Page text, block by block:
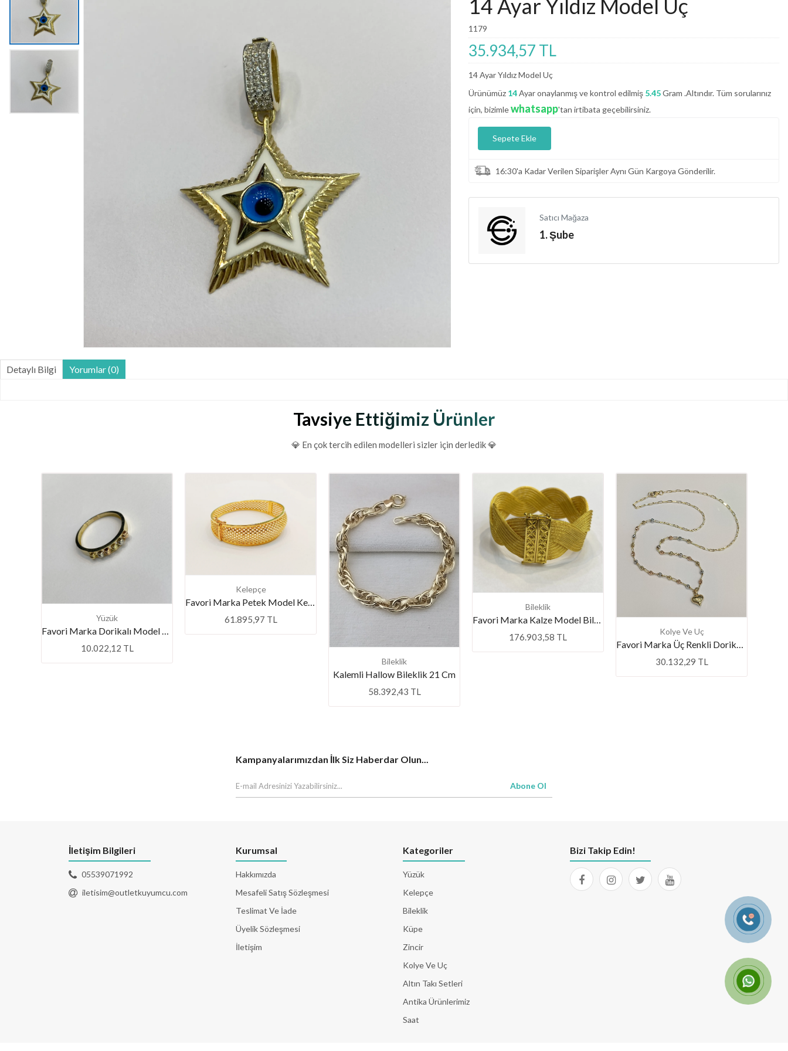
💕 Göz Kamaştıran Pırlanta Ürünlerde %50 İndirim 💕14 Ayar Yıldız Model Uç
1179
35.934,57 TL
14 Ayar Yıldız Model Uç
Ürünümüz 14Ayar onaylanmış ve kontrol edilmiş 5.45Gram .Altındır. Tüm sorularınız
için, bizimlewhatsapp'tan irtibata geçebilirsiniz.
Sepete Ekle
16:30'a Kadar Verilen Siparişler Aynı Gün Kargoya Gönderilir.
Satıcı Mağaza
1. Şube
Detaylı Bilgi Yorumlar (0)
Tavsiye Ettiğimiz Ürünler
💎 En çok tercih edilen modelleri sizler için derledik 💎
Yüzük
Favori Marka Dorikalı Model Yüzük
10.022,12 TL
Kelepçe
61.895,97 TL
Bileklik
Kalemli Hallow Bileklik 21 Cm
58.392,43 TL
Bileklik
176.903,58 TL
Kolye Ve Uç
30.132,29 TL
Kampanyalarımızdan İlk Siz Haberdar Olun...
Abone Ol
İletişim Bilgileri
05539071992
iletisim@outletkuyumcu.com
Kurumsal
Hakkımızda
Mesafeli Satış Sözleşmesi
Teslimat Ve İade
Üyelik Sözleşmesi
İletişim
Kategoriler
Yüzük
Kelepçe
Bileklik
Küpe
Zincir
Kolye Ve Uç
Altın Takı Setleri
Antika Ürünlerimiz
Saat
Bizi Takip Edin!